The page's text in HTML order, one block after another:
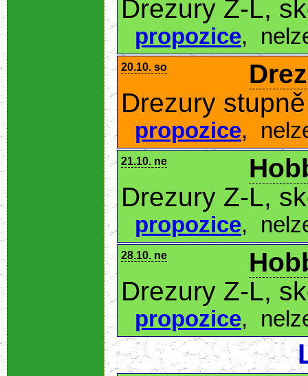
Drezury Z-L,
propozice,
20.10. so
Drezury
propozice,
21.10. ne
Drezury Z-L,
propozice,
28.10. ne
Drezury Z-L,
propozice,